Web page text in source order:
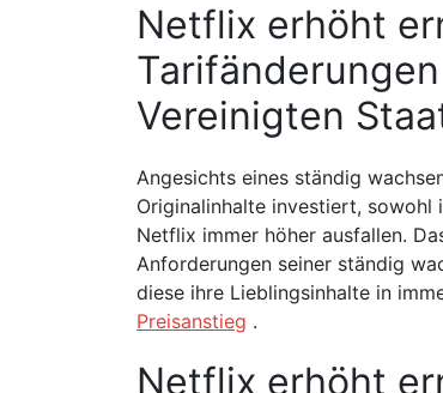
Netflix erhöht
Vereinigten
Angesichts eines ständig
Originalinhalte investiert, sowohl
Netflix immer höher ausfallen.
Anforderungen seiner ständig
diese ihre Lieblingsinhalte in
Preisanstieg .
Netflix erhöht